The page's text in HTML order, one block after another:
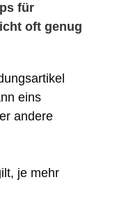
für
oft genug
eins
andere
je mehr